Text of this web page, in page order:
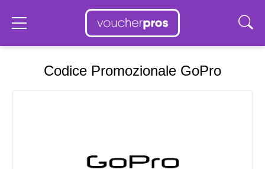
Codice Promozionale GoPro